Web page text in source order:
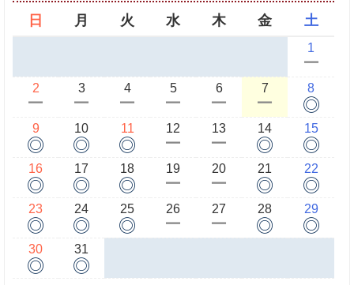
日 月 火 水 木 金 土
1
ー
2
ー
3
ー
4
ー
5
ー
6
ー
7
ー
8
◎
9
◎
10
◎
11
◎
12
ー
13
ー
14
◎
15
◎
16
◎
17
◎
18
◎
19
ー
20
ー
21
◎
22
◎
23
◎
24
◎
25
◎
26
ー
27
ー
28
◎
29
◎
30
◎
31
◎